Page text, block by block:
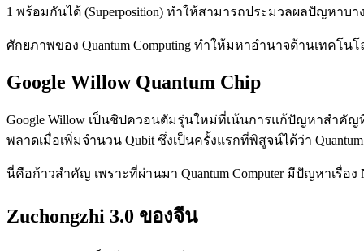
1 พร้อมกันได้ (Superposition) ทำให้สามารถประมวลผลปัญหาบ
ศักยภาพของ Quantum Computing ทำให้มหาอำนาจด้านเทค
Google Willow Quantum Chip
Google Willow เป็นชิปควอนตัมรุ่นใหม่ที่เน้นการแก้ปัญหาสำคัญที่
พลาดเมื่อเพิ่มจำนวน Qubit ซึ่งเป็นครั้งแรกที่พิสูจน์ได้ว่า
นี่คือก้าวสำคัญ เพราะที่ผ่านมา Quantum Computer มีปัญหาเรื่อ
Zuchongzhi 3.0 ของจีน